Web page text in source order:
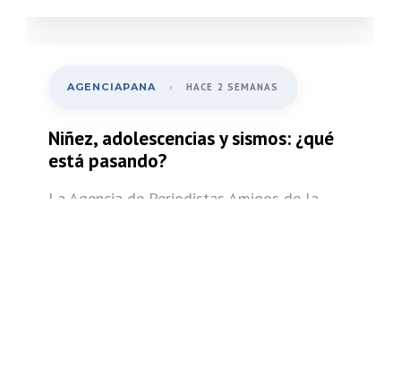
AGENCIAPANA HACE 2 SEMANAS
Niñez, adolescencias y sismos: ¿qué
está pasando?
La Agencia de Periodistas Amigos de la